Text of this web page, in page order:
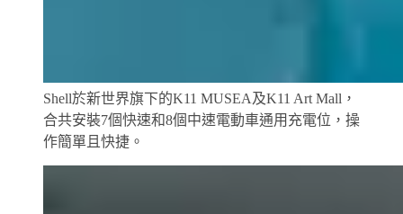
Shell於新世界旗下的K11 MUSEA及K11 Art Mall，
合共安裝7個快速和8個中速電動車通用充電位，操
作簡單且快捷。